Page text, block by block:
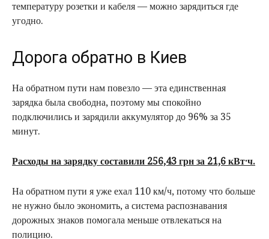
температуру розетки и кабеля — можно зарядиться где
угодно.
Дорога обратно в Киев
На обратном пути нам повезло — эта единственная
зарядка была свободна, поэтому мы спокойно
подключились и зарядили аккумулятор до 96% за 35
минут.
Расходы на зарядку составили 256,43 грн за 21,6 кВт·ч.
На обратном пути я уже ехал 110 км/ч, потому что больше
не нужно было экономить, а система распознавания
дорожных знаков помогала меньше отвлекаться на
полицию.